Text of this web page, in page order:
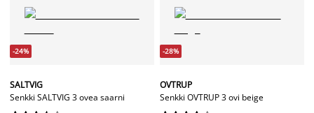
-24%
SALTVIG
Senkki SALTVIG 3 ovea saarni
-28%
OVTRUP
Senkki OVTRUP 3 ovi beige